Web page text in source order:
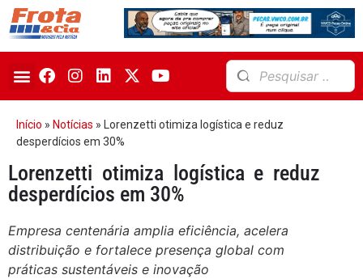
Início » Notícias » Lorenzetti otimiza logística e reduz
desperdícios em 30%
Lorenzetti otimiza logística e reduz
desperdícios em 30%
Empresa centenária amplia eficiência, acelera
distribuição e fortalece presença global com
práticas sustentáveis e inovação